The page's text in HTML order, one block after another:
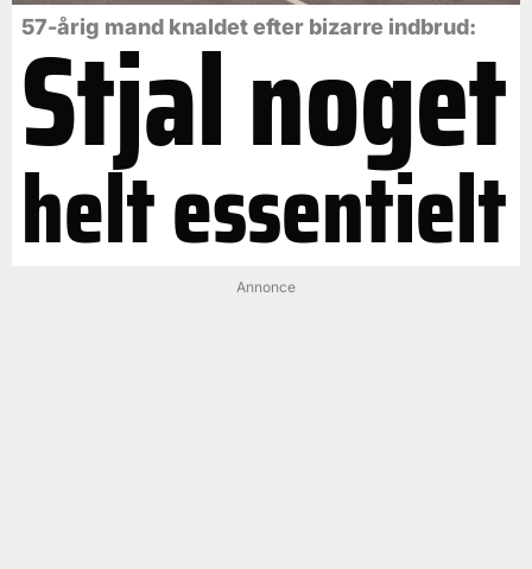
57-årig mand knaldet efter bizarre indbrud:
Stjal noget
helt essentielt
Annonce